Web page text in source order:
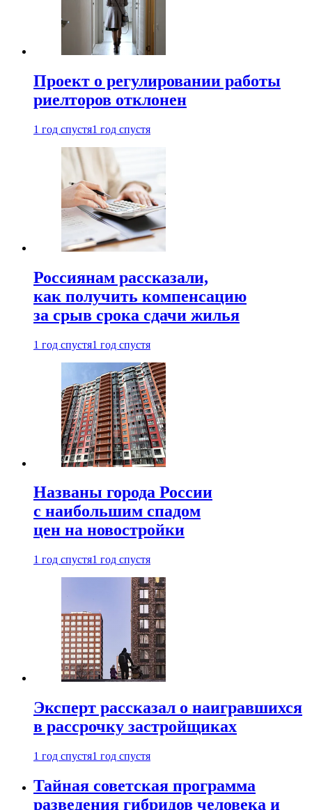
Проект о регулировании работы
риелторов отклонен
1 год спустя1 год спустя
Россиянам рассказали,
как получить компенсацию
за срыв срока сдачи жилья
1 год спустя1 год спустя
Названы города России
с наибольшим спадом
цен на новостройки
1 год спустя1 год спустя
Эксперт рассказал о наигравшихся
в рассрочку застройщиках
1 год спустя1 год спустя
Тайная советская программа
разведения гибридов человека и